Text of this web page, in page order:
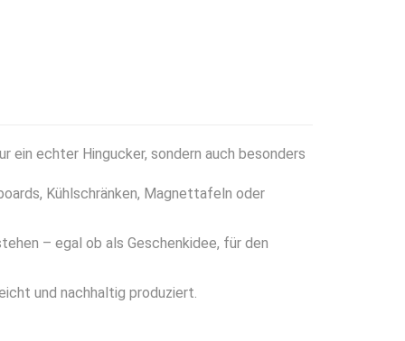
echter Hingucker, sondern auch besonders
Kühlschränken, Magnettafeln oder
– egal ob als Geschenkidee, für den
und nachhaltig produziert.